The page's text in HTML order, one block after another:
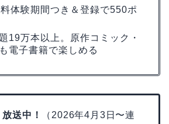
体験期間つき＆登録で550ポ
19万本以上。原作コミック・
電子書籍で楽しめる
送中！
（2026年4月3日〜連